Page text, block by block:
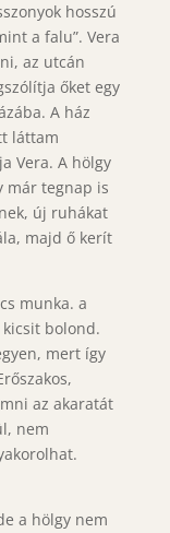
hosszú
a falu”. Vera
az utcán
őket egy
A ház
láttam
Vera. A hölgy
már tegnap is
új ruhákat
majd ő kerít
munka. a
kicsit bolond.
mert így
az akaratát
nem
a hölgy nem